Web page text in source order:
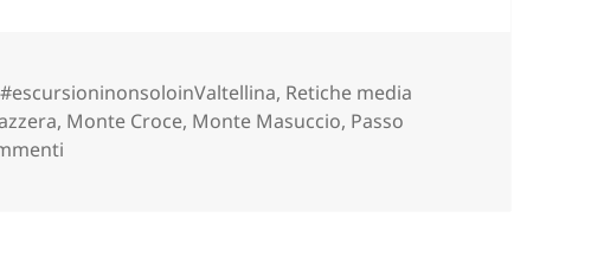
Categorie
#escursioninonsoloinValtellina, Retiche media
, Monte Croce, Monte Masuccio, Passo